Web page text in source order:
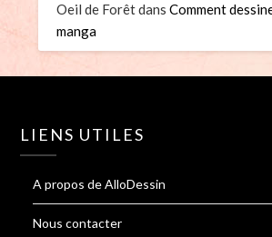
Oeil de ForêtdansComment
manga
LIENS UTILES
A propos de AlloDessin
Nous contacter